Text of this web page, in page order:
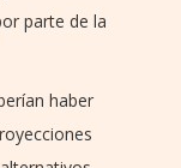
parte de la
haber